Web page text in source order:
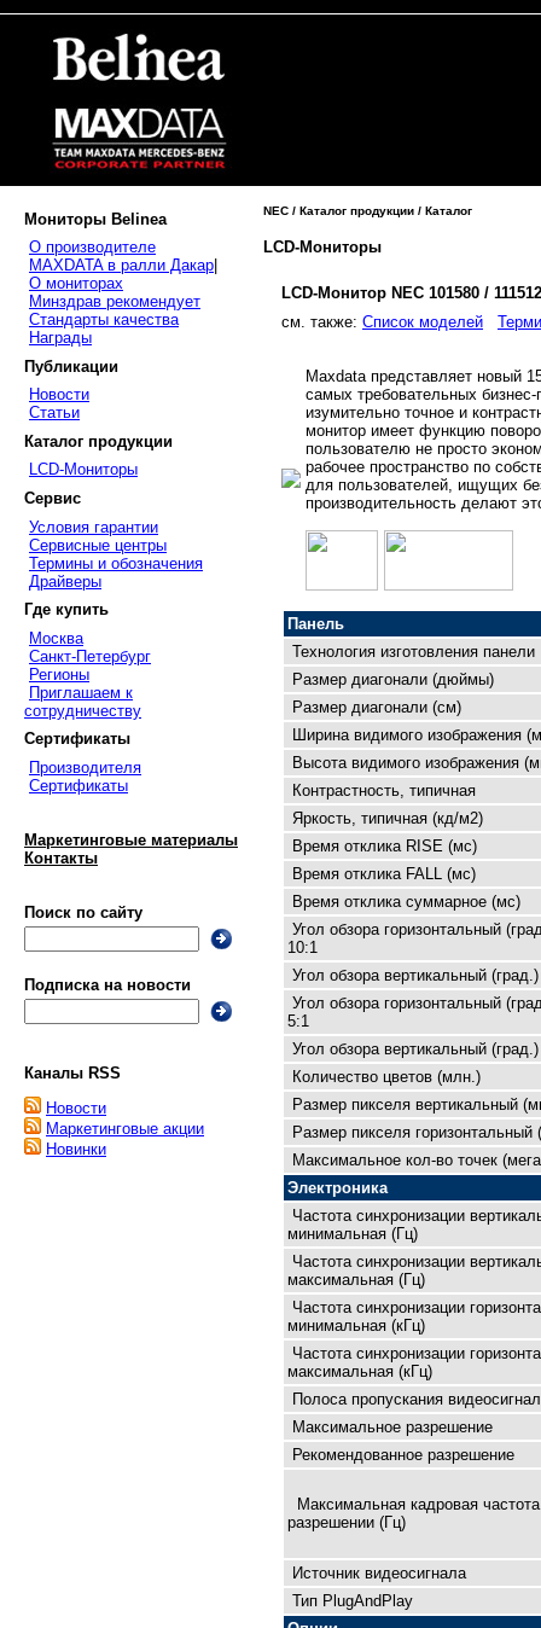
Мониторы Belinea
О производителе
MAXDATA в ралли Дакар
О мониторах
Минздрав рекомендует
Стандарты качества
Награды
Публикации
Новости
Статьи
Каталог продукции
LCD-Мониторы
Сервис
Условия гарантии
Сервисные центры
Термины и обозначения
Драйверы
Где купить
Москва
Санкт-Петербург
Регионы
Приглашаем к
сотрудничеству
Сертификаты
Производителя
Сертификаты
Маркетинговые материалы
Контакты
Поиск по сайту
Подписка на новости
Каналы RSS
Новости
Маркетинговые акции
Новинки
NEC / Каталог продукции / Каталог
LCD-Мониторы
LCD-Монитор NEC 101580 /
cм. также: Список моделей
Maxdata представляет новый
самых требовательных
изумительно точное и
монитор имеет функцию
пользователю не просто
рабочее пространство по
для пользователей, ищущих
производительность делают
Панель
Технология изготовления панели
Размер диагонали (дюймы)
Размер диагонали (см)
Ширина видимого изображения
Высота видимого изображения
Контрастность, типичная
Яркость, типичная (кд/м2)
Время отклика RISE (мс)
Время отклика FALL (мс)
Время отклика суммарное (мс)
Угол обзора горизонтальный
10:1
Угол обзора вертикальный
Угол обзора горизонтальный
5:1
Угол обзора вертикальный
Количество цветов (млн.)
Размер пикселя вертикальный
Размер пикселя горизонтальный
Максимальное кол-во точек
Электроника
Частота синхронизации
минимальная (Гц)
Частота синхронизации
максимальная (Гц)
Частота синхронизации
минимальная (кГц)
Частота синхронизации
максимальная (кГц)
Полоса пропускания
Максимальное разрешение
Рекомендованное разрешение
Максимальная кадровая
разрешении (Гц)
Источник видеосигнала
Тип PlugAndPlay